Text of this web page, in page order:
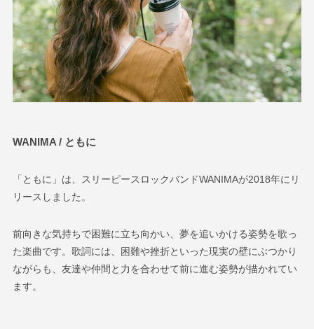
WANIMA / ともに
「ともに」は、スリーピースロックバンドWANIMAが2018年にリ
リースしました。
前向きな気持ちで困難に立ち向かい、夢を追いかける姿勢を歌っ
た楽曲です。歌詞には、困難や挫折といった現実の壁にぶつかり
ながらも、友達や仲間と力を合わせて前に進む姿勢が描かれてい
ます。